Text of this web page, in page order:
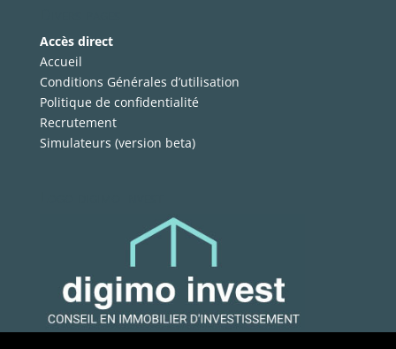
Accès direct
Accueil
Conditions Générales d’utilisation
Politique de confidentialité
Recrutement
Simulateurs (version beta)